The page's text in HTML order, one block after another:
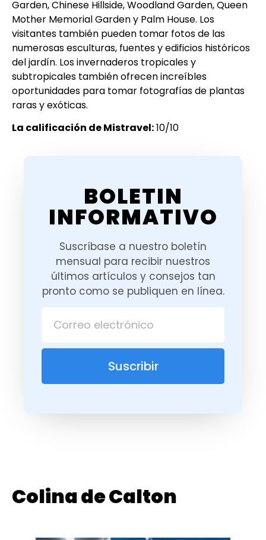
Garden, Chinese Hillside, Woodland Garden, Queen
Mother Memorial Garden y Palm House. Los
visitantes también pueden tomar fotos de las
numerosas esculturas, fuentes y edificios históricos
del jardín. Los invernaderos tropicales y
subtropicales también ofrecen increíbles
oportunidades para tomar fotografías de plantas
raras y exóticas.
La calificación de Mistravel:10/10
BOLETIN
INFORMATIVO
Suscríbase a nuestro boletín
mensual para recibir nuestros
últimos artículos y consejos tan
pronto como se publiquen en línea.
Suscribir
Colina de Calton